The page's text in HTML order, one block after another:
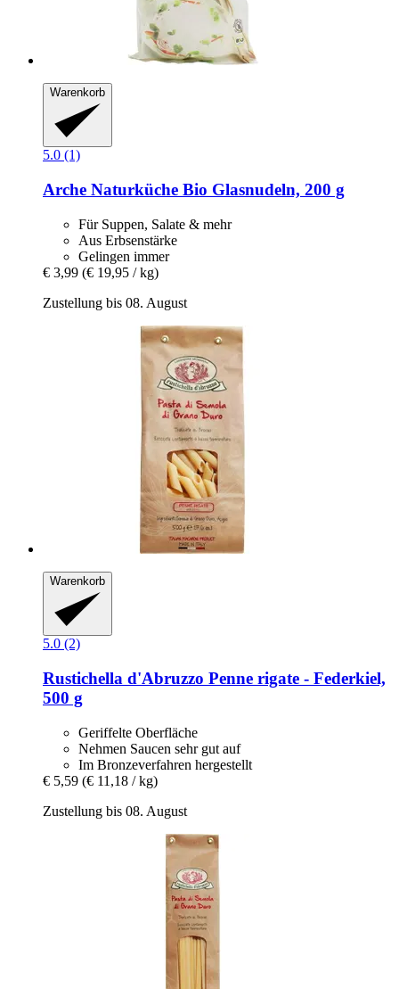
Warenkorb
5.0 (1)
Arche Naturküche Bio Glasnudeln, 200 g
Für Suppen, Salate & mehr
Aus Erbsenstärke
Gelingen immer
€ 3,99 (€ 19,95 / kg)
Zustellung bis 08. August
Warenkorb
5.0 (2)
Rustichella d'Abruzzo Penne rigate -​ Federkiel,
500 g
Geriffelte Oberfläche
Nehmen Saucen sehr gut auf
Im Bronzeverfahren hergestellt
€ 5,59 (€ 11,18 / kg)
Zustellung bis 08. August